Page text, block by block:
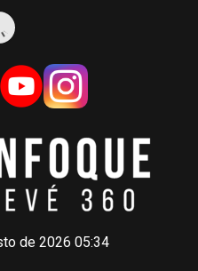
de 2026 05:34